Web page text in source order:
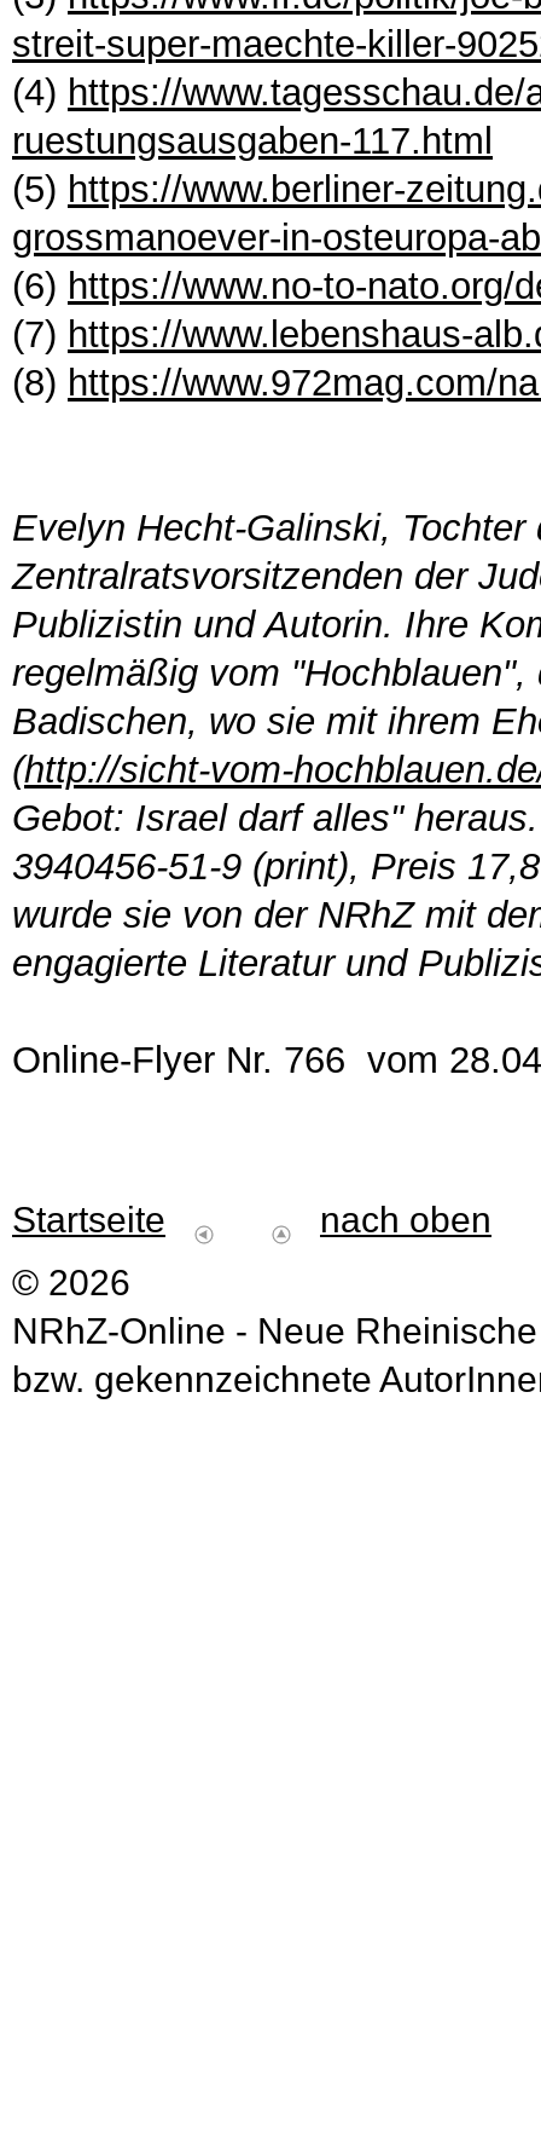
streit-super-maechte-killer-
(4) https://
ruestungsausgaben-117.html
(5) https://www.berliner-
grossmanoever-in-osteuropa-
(6) https://www.no-to-nato.org/
(7) https://www.lebenshaus-
(8) https://www.972mag.com/
Evelyn Hecht-Galinski, Tochter
Zentralratsvorsitzenden der
Publizistin und Autorin. Ihre
regelmäßig vom
Badischen, wo sie mit ihrem
(http://sicht-vom-
Gebot: Israel darf alles"
3940456-51-9 (print), Preis
wurde sie von der NRhZ mit
engagierte Literatur und
Online-Flyer Nr. 766 vom
Startseite
nach oben
© 2026
NRhZ-Online - Neue
bzw. gekennzeichnete